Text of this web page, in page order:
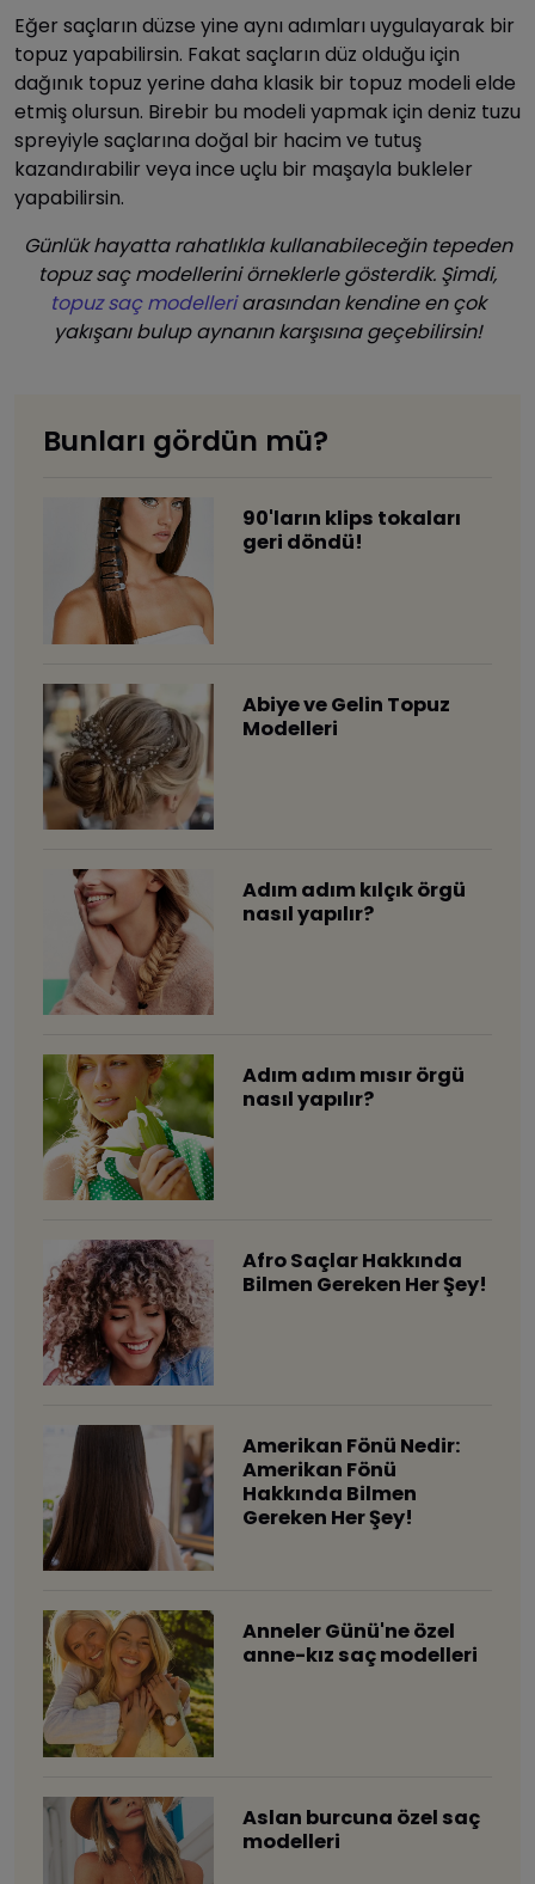
Eğer saçların düzse yine aynı adımları uygulayarak bir
topuz yapabilirsin. Fakat saçların düz olduğu için
dağınık topuz yerine daha klasik bir topuz modeli elde
etmiş olursun. Birebir bu modeli yapmak için deniz tuzu
spreyiyle saçlarına doğal bir hacim ve tutuş
kazandırabilir veya ince uçlu bir maşayla bukleler
yapabilirsin.
Günlük hayatta rahatlıkla kullanabileceğin tepeden
topuz saç modellerini örneklerle gösterdik. Şimdi,
topuz saç modelleriarasından kendine en çok
yakışanı bulup aynanın karşısına geçebilirsin!
Bunları gördün mü?
90'ların klips tokaları
geri döndü!
Abiye ve Gelin Topuz
Modelleri
​Adım adım kılçık örgü
nasıl yapılır?
​Adım adım mısır örgü
nasıl yapılır?
Afro Saçlar Hakkında
Bilmen Gereken Her Şey!
Amerikan Fönü Nedir:
Amerikan Fönü
Hakkında Bilmen
Gereken Her Şey!
​Anneler Günü'ne özel
anne-kız saç modelleri
Aslan burcuna özel saç
modelleri